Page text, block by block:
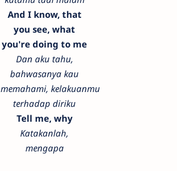
And I know, that
you see, what
you're doing to me
Dan aku tahu,
bahwasanya kau
memahami, kelakuanmu
terhadap diriku
Tell me, why
Katakanlah,
mengapa